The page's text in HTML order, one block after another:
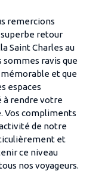
remercions
retour
Saint Charles au
sommes ravis que
mémorable et que
espaces
à rendre votre
Vos compliments
de notre
et
ce niveau
nos voyageurs.